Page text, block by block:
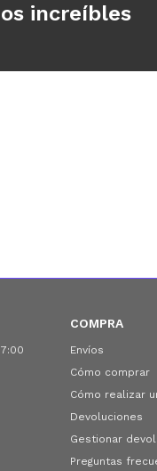
COMPRA
Envíos
Cómo comprar
Cómo realizar
Devoluciones
Gestionar
Preguntas
increíbles